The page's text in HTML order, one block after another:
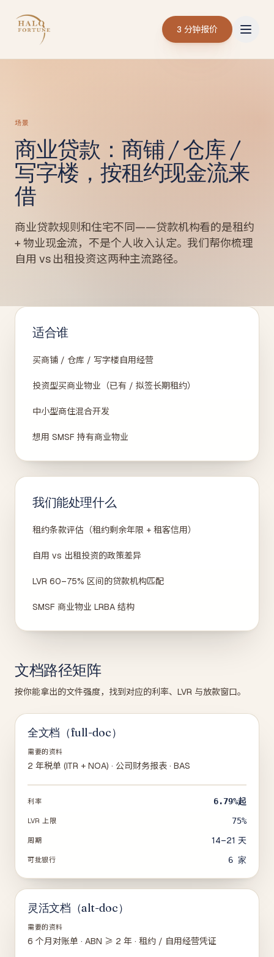
3 分钟报价
场景
商业贷款：商铺 / 仓库 /
写字楼，按租约现金流来
借
商业贷款规则和住宅不同——贷款机构看的是租约
+ 物业现金流，不是个人收入认定。我们帮你梳理
自用 vs 出租投资这两种主流路径。
适合谁
买商铺 / 仓库 / 写字楼自用经营
投资型买商业物业（已有 / 拟签长期租约）
中小型商住混合开发
想用 SMSF 持有商业物业
我们能处理什么
租约条款评估（租约剩余年限 + 租客信用）
自用 vs 出租投资的政策差异
LVR 60–75% 区间的贷款机构匹配
SMSF 商业物业 LRBA 结构
文档路径矩阵
按你能拿出的文件强度，找到对应的利率、LVR 与放款窗口。
全文档（full-doc）
需要的资料
2 年税单 (ITR + NOA) · 公司财务报表 · BAS
利率 6.79%起
LVR 上限 75%
周期 14–21 天
可批银行 6 家
灵活文档（alt-doc）
需要的资料
6 个月对账单 · ABN ≥ 2 年 · 租约 / 自用经营凭证